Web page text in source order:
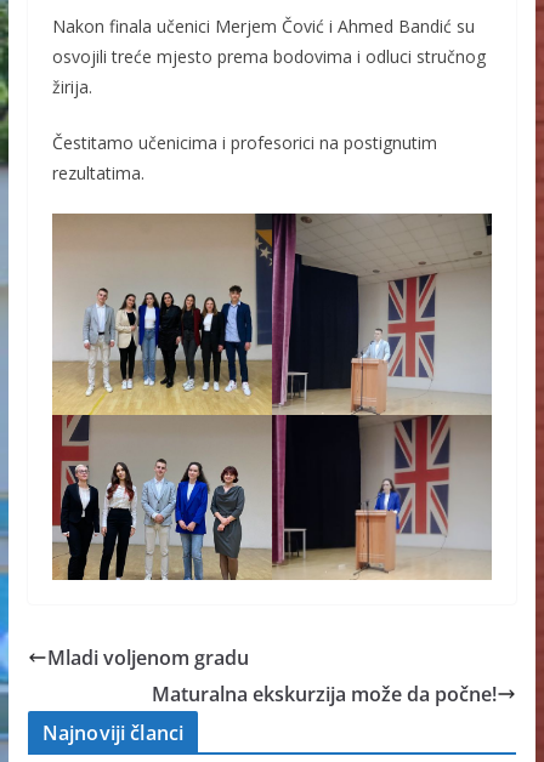
Nakon finala učenici Merjem Čović i Ahmed Bandić su
osvojili treće mjesto prema bodovima i odluci stručnog
žirija.
Čestitamo učenicima i profesorici na postignutim
rezultatima.
Mladi voljenom gradu
Maturalna ekskurzija može da počne!
Najnoviji članci